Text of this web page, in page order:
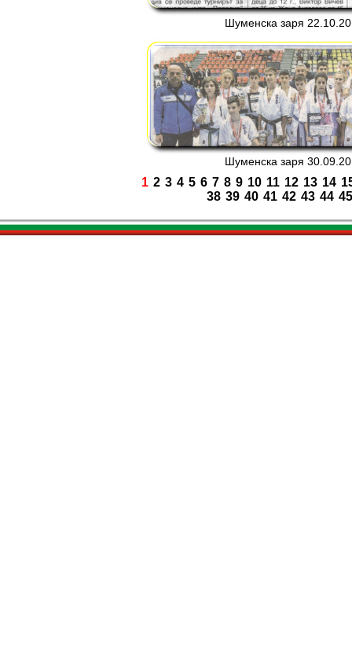
Шуменска заря
Шуменска заря
1 2 3 4 5 6 7 8 9 10 11 12 13 14
38 39 40 41 42 43 44 45